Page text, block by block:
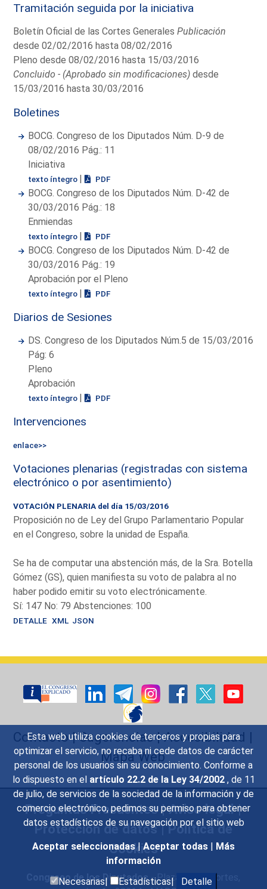
Esta web utiliza cookies de terceros y propias para
optimizar el servicio, no recaba ni cede datos de carácter
personal de los usuarios sin su conocimiento. Conforme a
lo dispuesto en el artículo 22.2 de la Ley 34/2002 , de 11
de julio, de servicios de la sociedad de la información y de
comercio electrónico, pedimos su permiso para obtener
datos estadísticos de su navegación por el sitio web
Aceptar seleccionadas | Aceptar todas | Más
información
Necesarias|
Estadísticas| Detalle
Tramitación seguida por la iniciativa
Boletín Oficial de las Cortes GeneralesPublicación
desde 02/02/2016 hasta 08/02/2016
Pleno desde 08/02/2016 hasta 15/03/2016
Concluido - (Aprobado sin modificaciones) desde
15/03/2016 hasta 30/03/2016
Boletines
BOCG. Congreso de los Diputados Núm. D-9 de
08/02/2016 Pág.: 11
Iniciativa
texto íntegro | PDF
BOCG. Congreso de los Diputados Núm. D-42 de
30/03/2016 Pág.: 18
Enmiendas
texto íntegro | PDF
BOCG. Congreso de los Diputados Núm. D-42 de
30/03/2016 Pág.: 19
Aprobación por el Pleno
texto íntegro | PDF
Diarios de Sesiones
DS. Congreso de los Diputados Núm.5 de 15/03/2016
Pág: 6
Pleno
Aprobación
texto íntegro | PDF
Intervenciones
enlace>>
Votaciones plenarias (registradas con sistema
electrónico o por asentimiento)
VOTACIÓN PLENARIA del día 15/03/2016
Proposición no de Ley del Grupo Parlamentario Popular
en el Congreso, sobre la unidad de España.
Se ha de computar una abstención más, de la Sra. Botella
Gómez (GS), quien manifiesta su voto de palabra al no
haber podido emitir su voto electrónicamente.
Sí: 147 No: 79 Abstenciones: 100
DETALLE XML JSON
Contacto|Sugerencias|Accesibilidad |
Mapa Web
Preguntas Frecuentes|Aviso legal|
Protección de datos|Política de
Cookies
Congreso de los Diputados- Plaza de las Cortes,